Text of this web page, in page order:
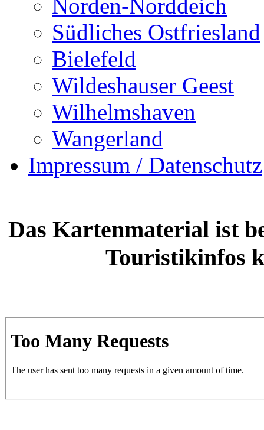
Norden-Norddeich
Südliches Ostfriesland
Bielefeld
Wildeshauser Geest
Wilhelmshaven
Wangerland
Impressum / Datenschutz
Das Kartenmaterial ist
Touristikinfos